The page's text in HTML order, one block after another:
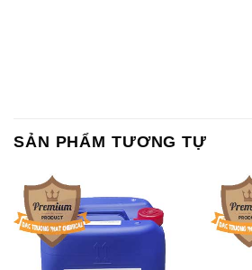
SẢN PHẨM TƯƠNG TỰ